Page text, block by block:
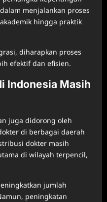
menjalankan proses
hingga praktik
diharapkan proses
efektif dan efisien.
Indonesia Masih
juga didorong oleh
di berbagai daerah
dokter masih
di wilayah terpencil,
jumlah
peningkatan